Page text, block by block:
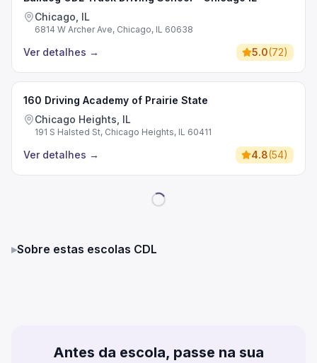
Chicago, IL
6814 W Archer Ave, Chicago, IL 60638
Ver detalhes → 5.0(72)
160 Driving Academy of Prairie State
Chicago Heights, IL
191 S Halsted St, Chicago Heights, IL 60411
Ver detalhes → 4.8(54)
▸Sobre estas escolas CDL
Antes da escola, passe na sua